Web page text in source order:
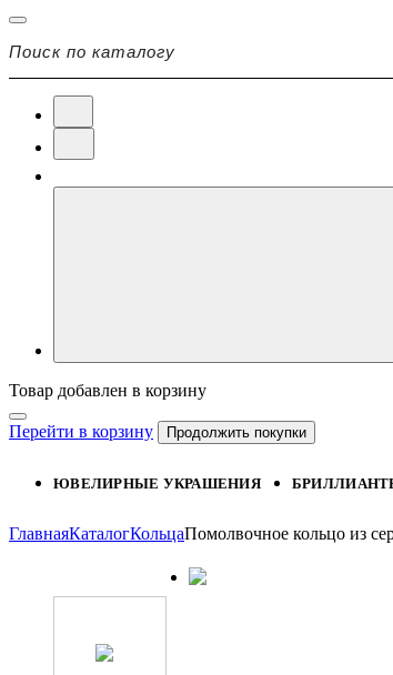
Товар добавлен в корзину
Перейти в корзину Продолжить покупки
ЮВЕЛИРНЫЕ УКРАШЕНИЯ
ГлавнаяКаталогКольцаПомолвочное кольцо из